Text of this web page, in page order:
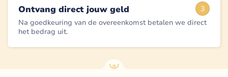
3
Ontvang direct jouw geld
Na goedkeuring van de overeenkomst betalen we direct
het bedrag uit.